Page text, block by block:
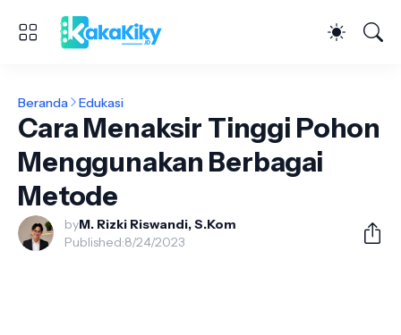
Beranda Edukasi
Cara Menaksir Tinggi Pohon
Menggunakan Berbagai
Metode
byM. Rizki Riswandi, S.Kom
Published:8/24/2023